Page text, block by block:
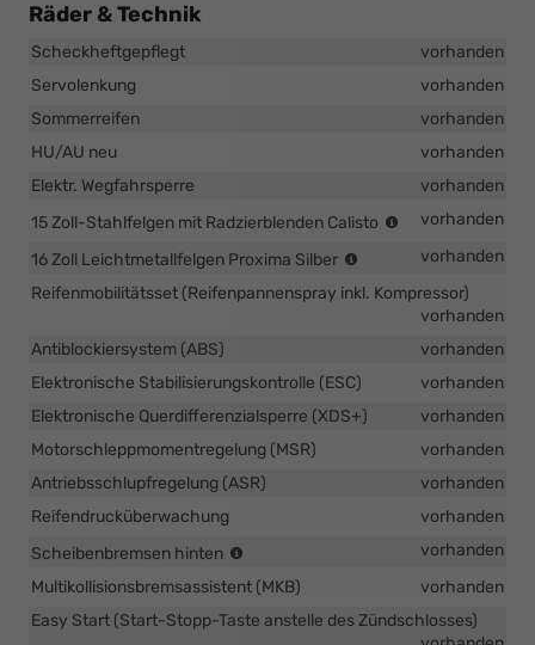
Räder & Technik
Scheckheftgepflegt
vorhanden
Servolenkung
vorhanden
Sommerreifen
vorhanden
HU/AU neu
vorhanden
Elektr. Wegfahrsperre
vorhanden
15 Zoll-Stahlfelgen mit Radzierblenden Calisto
(Bereifung
R15)
vorhanden
16 Zoll Leichtmetallfelgen Proxima Silber
(Bereifung
R16)
1.5
vorhanden
Reifenmobilitätsset (Reifenpannenspray inkl. Kompressor)
vorhanden
Antiblockiersystem (ABS)
vorhanden
Elektronische Stabilisierungskontrolle (ESC)
vorhanden
Elektronische Querdifferenzialsperre (XDS+)
vorhanden
Motorschleppmomentregelung (MSR)
vorhanden
Antriebsschlupfregelung (ASR)
vorhanden
Reifendrucküberwachung
vorhanden
Scheibenbremsen hinten
Verbindung
mit
vorhanden
Multikollisionsbremsassistent (MKB)
vorhanden
Easy Start (Start-Stopp-Taste anstelle des Zündschlosses)